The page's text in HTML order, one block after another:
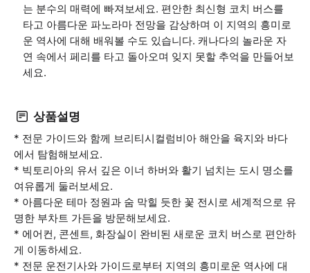
는 분수의 매력에 빠져보세요. 편안한 최신형 코치 버스를
타고 아름다운 파노라마 전망을 감상하며 이 지역의 흥미로
운 역사에 대해 배워볼 수도 있습니다. 캐나다의 놀라운 자
연 속에서 페리를 타고 돌아오며 잊지 못할 추억을 만들어보
세요.
상품설명
* 전문 가이드와 함께 브리티시컬럼비아 해안을 육지와 바다
에서 탐험해보세요.
* 빅토리아의 유서 깊은 이너 하버와 활기 넘치는 도시 명소를
여유롭게 둘러보세요.
* 아름다운 테마 정원과 숨 막힐 듯한 꽃 전시로 세계적으로 유
명한 부차트 가든을 방문해보세요.
* 에어컨, 콘센트, 화장실이 완비된 새로운 코치 버스로 편안하
게 이동하세요.
* 전문 운전기사와 가이드로부터 지역의 흥미로운 역사에 대